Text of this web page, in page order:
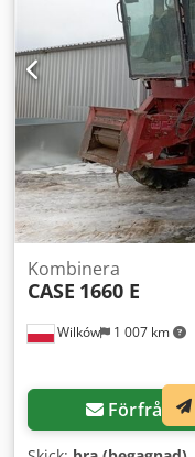
Wilków 1 007 km
Kombinera
CASE 1660 E
Förfråga